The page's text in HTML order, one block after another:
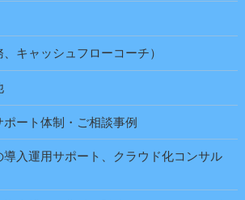
キャッシュフローコーチ）
ート体制・ご相談事例
導入運用サポート、クラウド化コンサル